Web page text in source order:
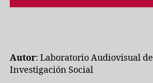
Autor: Laboratorio Audiovisual de
Investigación Social